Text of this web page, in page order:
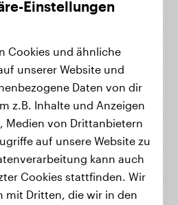
Einstellungen
Cookies und ähnliche
unserer Website und
Daten von dir
z.B. Inhalte und Anzeigen
Medien von Drittanbietern
auf unsere Website zu
kann auch
Cookies stattfinden. Wir
mit Dritten, die wir in den